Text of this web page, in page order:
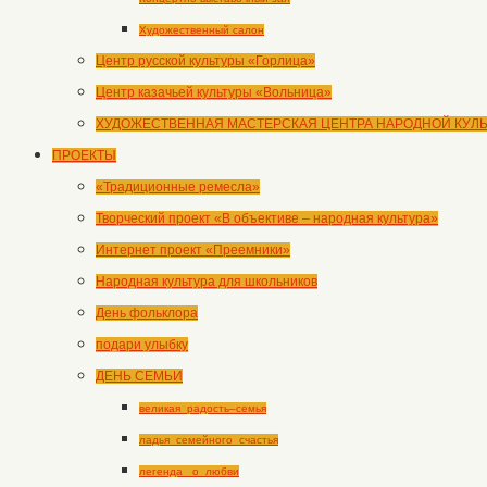
Художественный салон
Центр русской культуры «Горлица»
Центр казачьей культуры «Вольница»
ХУДОЖЕСТВЕННАЯ МАСТЕРСКАЯ ЦЕНТРА НАРОДНОЙ
ПРОЕКТЫ
«Традиционные ремесла»
Творческий проект «В объективе – народная культура»
Интернет проект «Преемники»
Народная культура для школьников
День фольклора
подари улыбку
ДЕНЬ СЕМЬИ
великая_радость–семья
ладья_семейного_счастья
легенда _о_любви